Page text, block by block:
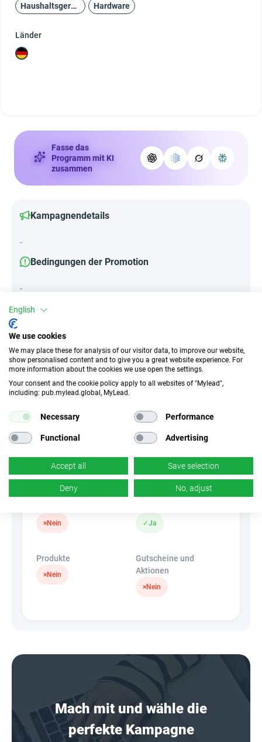
Haushaltsgeräte und Unterhaltungselektronik Hardware
Länder
Fasse das
Programm mit KI
zusammen
Kampagnendetails
-
Bedingungen der Promotion
-
Attribute
||Geräte||
Tablet
Incentivierter Traffic
EPC
753.98 EUR
CR
Deeplink
×Nein ✓Ja
Produkte
×Nein
Gutscheine und
Aktionen
×Nein
Mach mit und wähle die
perfekte Kampagne
English
We use cookies
We may place these for analysis of our visitor data, to improve our website,
show personalised content and to give you a great website experience. For
more information about the cookies we use open the settings.
Your consent and the cookie policy apply to all websites of "Mylead",
including: pub.mylead.global, MyLead.
Necessary Performance
Functional Advertising
Accept all Save selection
Deny No, adjust